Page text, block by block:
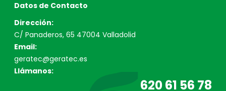
Datos de Contacto
Dirección:
C/ Panaderos, 65 47004 Valladolid
Email:
geratec@geratec.es
Llámanos:
620 61 56 78